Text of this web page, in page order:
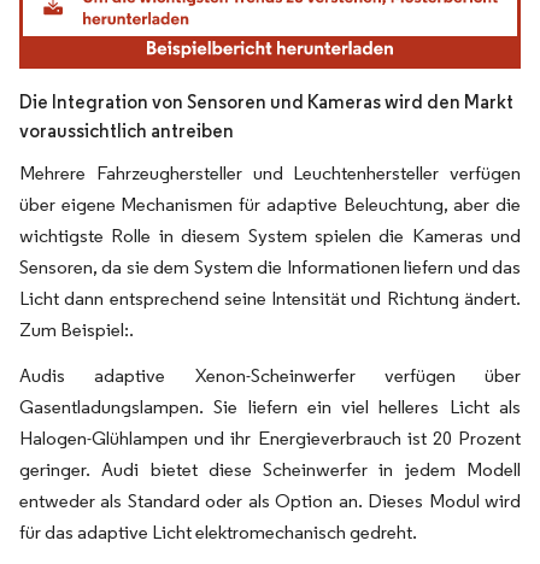
Die Integration von Sensoren und Kameras wird den Markt
voraussichtlich antreiben
Mehrere Fahrzeughersteller und Leuchtenhersteller verfügen
über eigene Mechanismen für adaptive Beleuchtung, aber die
wichtigste Rolle in diesem System spielen die Kameras und
Sensoren, da sie dem System die Informationen liefern und das
Licht dann entsprechend seine Intensität und Richtung ändert.
Zum Beispiel:.
Audis adaptive Xenon-Scheinwerfer verfügen über
Gasentladungslampen. Sie liefern ein viel helleres Licht als
Halogen-Glühlampen und ihr Energieverbrauch ist 20 Prozent
geringer. Audi bietet diese Scheinwerfer in jedem Modell
entweder als Standard oder als Option an. Dieses Modul wird
für das adaptive Licht elektromechanisch gedreht.